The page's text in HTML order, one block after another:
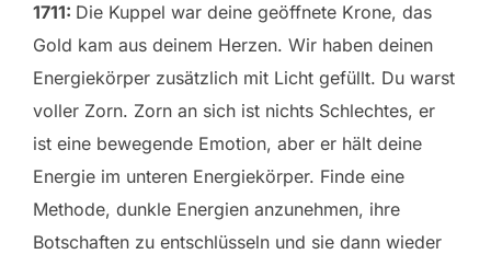
1711: Die Kuppel war deine geöffnete Krone, das
Gold kam aus deinem Herzen. Wir haben deinen
Energiekörper zusätzlich mit Licht gefüllt. Du warst
voller Zorn. Zorn an sich ist nichts Schlechtes, er
ist eine bewegende Emotion, aber er hält deine
Energie im unteren Energiekörper. Finde eine
Methode, dunkle Energien anzunehmen, ihre
Botschaften zu entschlüsseln und sie dann wieder